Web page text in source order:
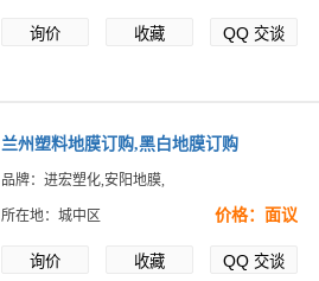
询价 收藏 QQ 交谈
兰州塑料地膜订购,黑白地膜订购
品牌：进宏塑化,安阳地膜,
所在地：城中区 价格：面议
询价 收藏 QQ 交谈